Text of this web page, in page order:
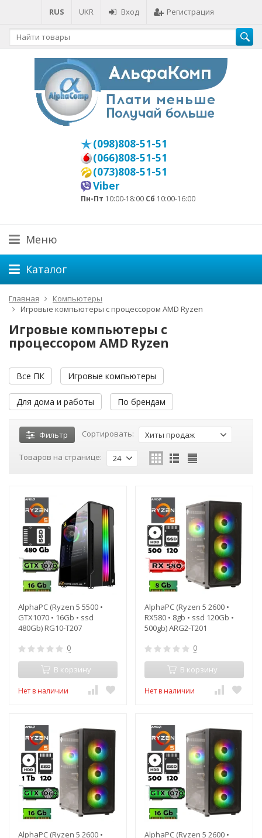
RUS UKR Вход Регистрация
(098)808-51-51
(066)808-51-51
(073)808-51-51
Viber
Пн-Пт 10:00-18:00 Сб 10:00-16:00
Меню
Каталог
Главная
Компьютеры
Игровые компьютеры с процессором AMD Ryzen
Игровые компьютеры с
процессором AMD Ryzen
Все ПК Игровые компьютеры
Для дома и работы По брендам
Фильтр Сортировать: Хиты продаж
Товаров на странице: 24
AlphaPC (Ryzen 5 5500 •
GTX1070 • 16Gb • ssd
480Gb) RG10-T207
0
В корзину
Нет в наличии
AlphaPC (Ryzen 5 2600 •
RX580 • 8gb • ssd 120Gb •
500gb) ARG2-T201
0
В корзину
Нет в наличии
AlphaPC (Ryzen 5 2600 •
AlphaPC (Ryzen 5 2600 •